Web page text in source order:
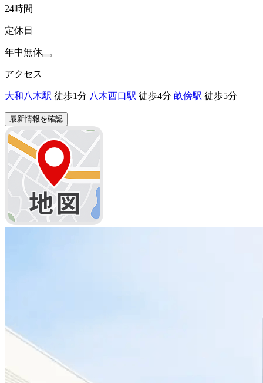
24時間
定休日
年中無休
アクセス
大和八木駅 徒歩1分 八木西口駅 徒歩4分 畝傍駅 徒歩5分
最新情報を確認